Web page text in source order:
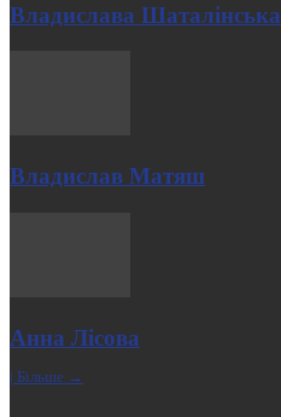
Владислава Шаталінська
Владислав Матяш
Анна Лісова
| Більше →